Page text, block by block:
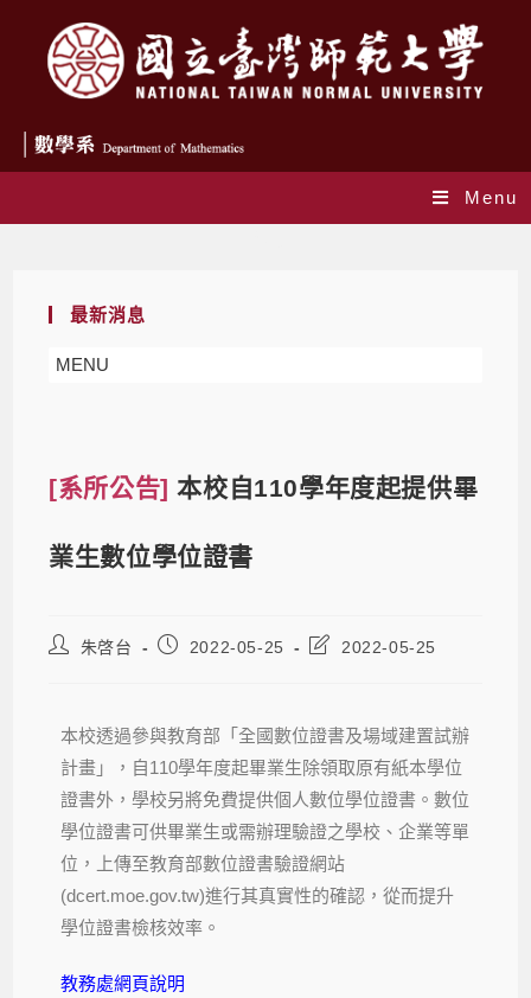
Menu
最新消息
MENU
[系所公告]本校自110學年度起提供畢
業生數位學位證書
朱啓台 2022-05-25 2022-05-25
本校透過參與教育部「全國數位證書及場域建置試辦
計畫」，自110學年度起畢業生除領取原有紙本學位
證書外，學校另將免費提供個人數位學位證書。數位
學位證書可供畢業生或需辦理驗證之學校、企業等單
位，上傳至教育部數位證書驗證網站
(dcert.moe.gov.tw)進行其真實性的確認，從而提升
學位證書檢核效率。
教務處網頁說明